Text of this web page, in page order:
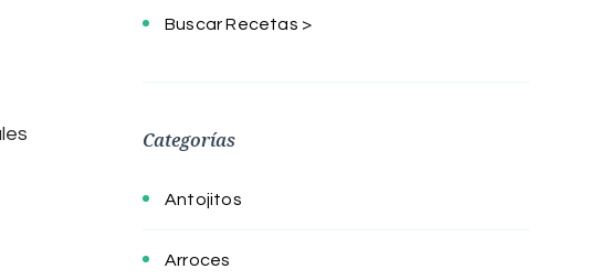
Buscar Recetas >
Categorías
Antojitos
Arroces